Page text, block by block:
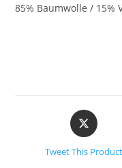
85% Baumwolle / 15%
Tweet This Product